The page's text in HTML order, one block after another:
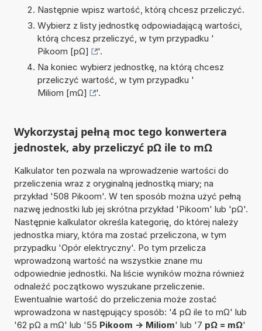
Następnie wpisz wartość, którą chcesz przeliczyć.
Wybierz z listy jednostkę odpowiadającą wartości,
którą chcesz przeliczyć, w tym przypadku '
Pikoom [pΩ]
'.
Na koniec wybierz jednostkę, na którą chcesz
przeliczyć wartość, w tym przypadku '
Miliom [mΩ]
'.
Wykorzystaj pełną moc tego konwertera
jednostek, aby przeliczyć pΩ ile to mΩ
Kalkulator ten pozwala na wprowadzenie wartości do
przeliczenia wraz z oryginalną jednostką miary; na
przykład '508 Pikoom'. W ten sposób można użyć pełną
nazwę jednostki lub jej skrótna przykład 'Pikoom' lub 'pΩ'.
Następnie kalkulator określa kategorię, do której należy
jednostka miary, która ma zostać przeliczona, w tym
przypadku 'Opór elektryczny'. Po tym przelicza
wprowadzoną wartość na wszystkie znane mu
odpowiednie jednostki. Na liście wyników można również
odnaleźć początkowo wyszukane przeliczenie.
Ewentualnie wartość do przeliczenia może zostać
wprowadzona w następujący sposób: '4 pΩ ile to mΩ' lub
'62 pΩ a mΩ' lub '55 Pikoom -> Miliom' lub '7 pΩ = mΩ'